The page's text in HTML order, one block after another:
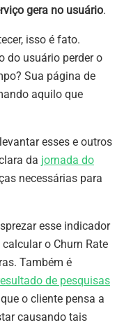
gera no usuário.
isso é fato.
do usuário perder o
Sua página de
aquilo que
esses e outros
da jornada do
necessárias para
esse indicador
calcular o Churn Rate
Também é
de pesquisas
o cliente pensa a
causando tais